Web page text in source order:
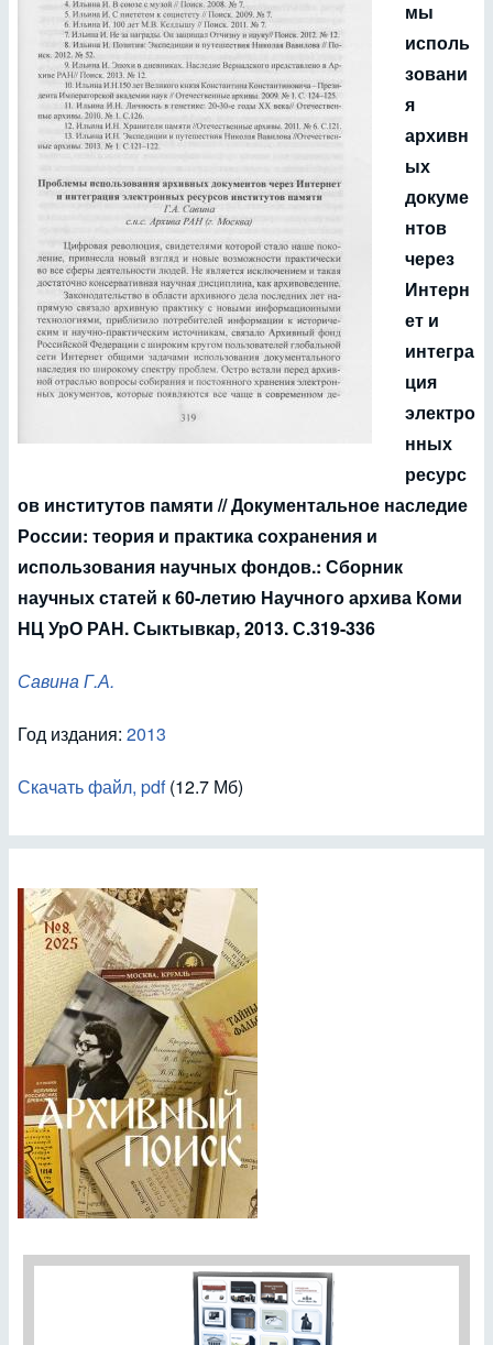
мы
исполь
зовани
я
архивн
ых
докуме
нтов
через
Интерн
ет и
интегра
ция
электро
нных
ресурс
ов институтов памяти // Документальное наследие
России: теория и практика сохранения и
использования научных фондов.: Сборник
научных статей к 60-летию Научного архива Коми
НЦ УрО РАН. Сыктывкар, 2013. С.319-336
Савина Г.А.
Год издания: 2013
Скачать файл, pdf(12.7 Мб)